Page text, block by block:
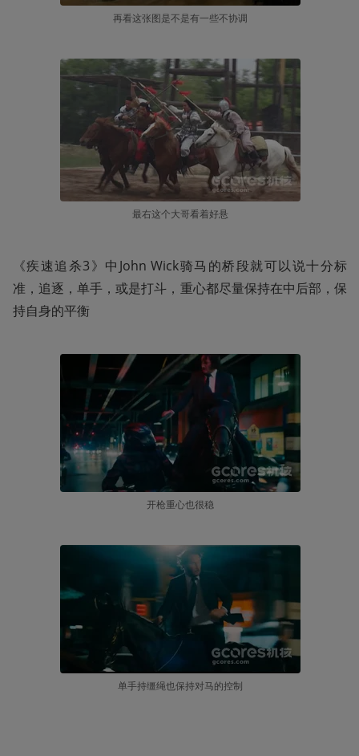
再看这张图是不是有一些不协调
最右这个大哥看着好悬
《疾速追杀3》中John Wick骑马的桥段就可以说十分标
准，追逐，单手，或是打斗，重心都尽量保持在中后部，保
持自身的平衡
开枪重心也很稳
单手持缰绳也保持对马的控制